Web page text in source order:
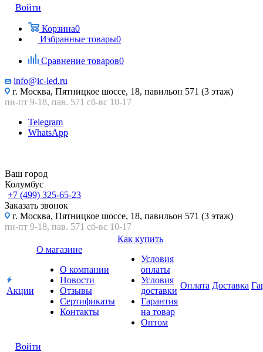
Войти
Корзина0
Избранные товары0
Сравнение товаров0
info@ic-led.ru
г. Москва, Пятницкое шоссе, 18, павильон 571 (3 этаж)
пн-пт 9-18, пав. 571 сб-вс 10-17
Telegram
WhatsApp
Ваш город
Колумбус
+7 (499) 325-65-23
Заказать звонок
г. Москва, Пятницкое шоссе, 18, павильон 571 (3 этаж)
пн-пт 9-18, пав. 571 сб-вс 10-17
Акции
О магазине
О компании
Новости
Отзывы
Сертификаты
Контакты
Как купить
Условия
оплаты
Условия
доставки
Гарантия
на товар
Оптом
Оплата Доставка
Войти